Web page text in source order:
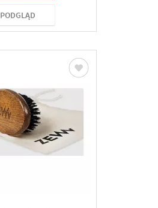
PODGLĄD